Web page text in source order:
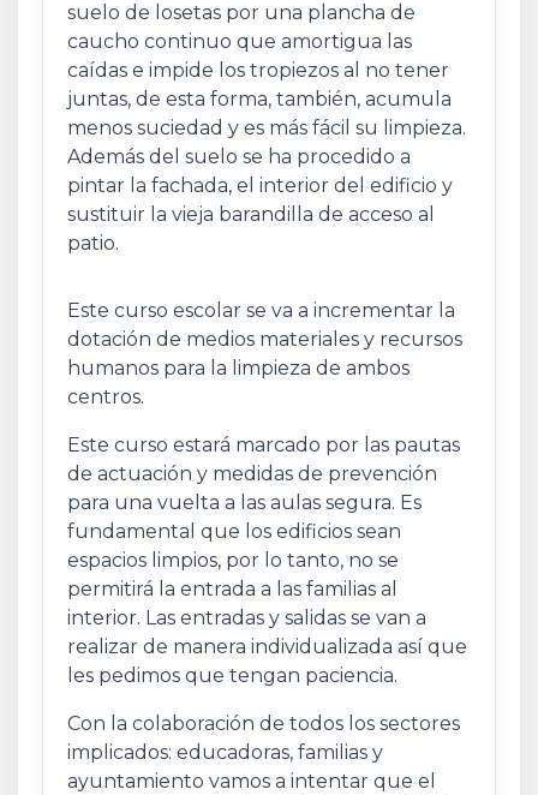
suelo de losetas por una plancha de
caucho continuo que amortigua las
caídas e impide los tropiezos al no tener
juntas, de esta forma, también, acumula
menos suciedad y es más fácil su limpieza.
Además del suelo se ha procedido a
pintar la fachada, el interior del edificio y
sustituir la vieja barandilla de acceso al
patio.
Este curso escolar se va a incrementar la
dotación de medios materiales y recursos
humanos para la limpieza de ambos
centros.
Este curso estará marcado por las pautas
de actuación y medidas de prevención
para una vuelta a las aulas segura. Es
fundamental que los edificios sean
espacios limpios, por lo tanto, no se
permitirá la entrada a las familias al
interior. Las entradas y salidas se van a
realizar de manera individualizada así que
les pedimos que tengan paciencia.
Con la colaboración de todos los sectores
implicados: educadoras, familias y
ayuntamiento vamos a intentar que el